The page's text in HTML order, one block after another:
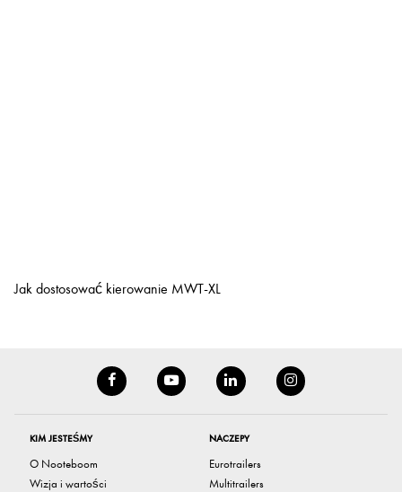
Jak dostosować kierowanie MWT-XL
KIM JESTEŚMY
O Nooteboom
Wizja i wartości
NACZEPY
Eurotrailers
Multitrailers